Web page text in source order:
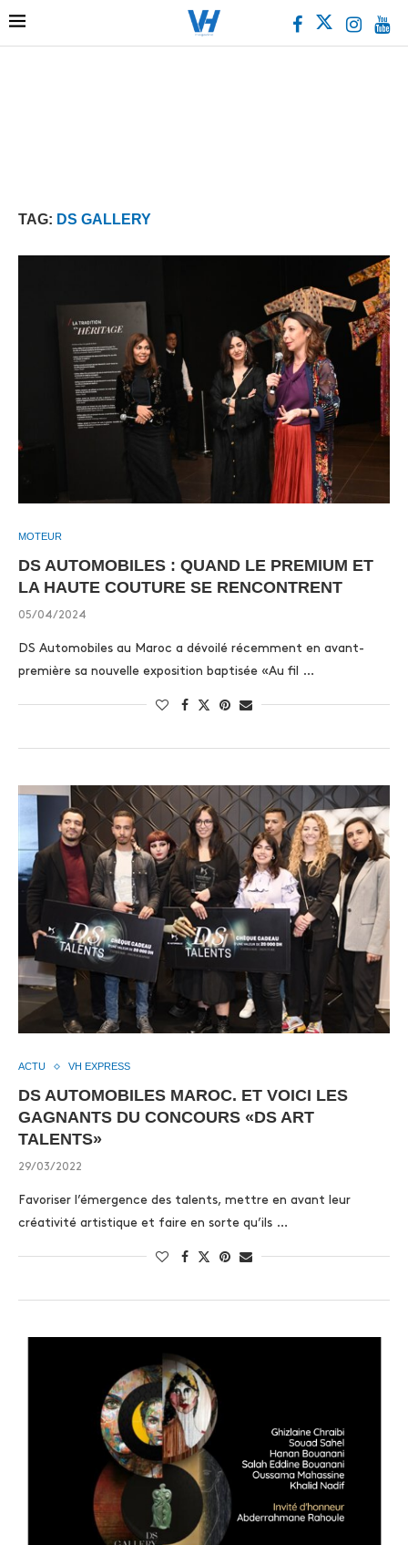
TAG: DS GALLERY
MOTEUR
DS AUTOMOBILES : QUAND LE PREMIUM ET
LA HAUTE COUTURE SE RENCONTRENT
05/04/2024
DS Automobiles au Maroc a dévoilé récemment en avant-
première sa nouvelle exposition baptisée «Au fil …
ACTU VH EXPRESS
DS AUTOMOBILES MAROC. ET VOICI LES
GAGNANTS DU CONCOURS «DS ART
TALENTS»
29/03/2022
Favoriser l’émergence des talents, mettre en avant leur
créativité artistique et faire en sorte qu’ils …